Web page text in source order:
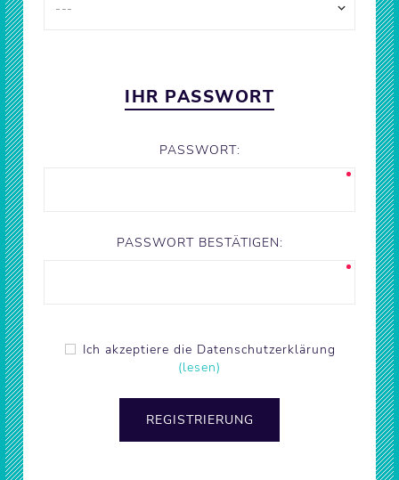
IHR PASSWORT
PASSWORT:
PASSWORT BESTÄTIGEN:
Ich akzeptiere die Datenschutzerklärung
(lesen)